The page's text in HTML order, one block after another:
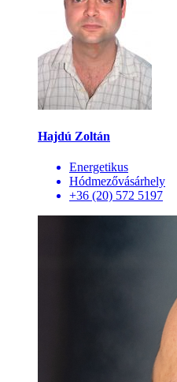
Hajdú Zoltán
Energetikus
Hódmezővásárhely
+36 (20) 572 5197